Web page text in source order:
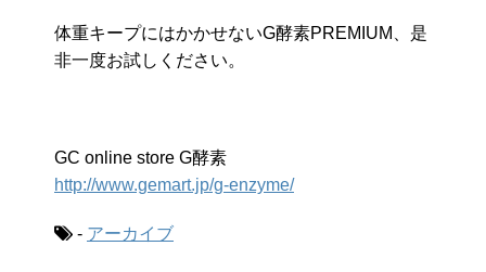
体重キープにはかかせないG酵素PREMIUM、是
非一度お試しください。
GC online store G酵素
http://www.gemart.jp/g-enzyme/
- アーカイブ